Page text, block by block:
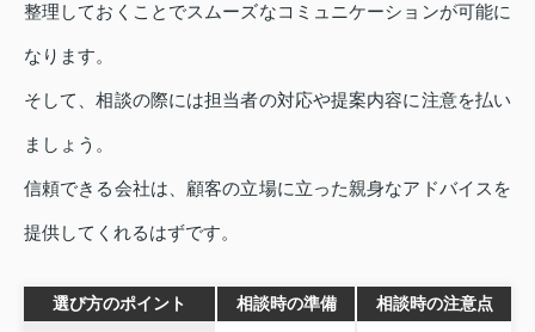
整理しておくことでスムーズなコミュニケーションが可能に
なります。
そして、相談の際には担当者の対応や提案内容に注意を払い
ましょう。
信頼できる会社は、顧客の立場に立った親身なアドバイスを
提供してくれるはずです。
選び方のポイント 相談時の準備 相談時の注意点